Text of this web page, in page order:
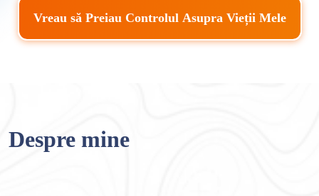
Vreau să Preiau Controlul Asupra Vieții Mele
Despre mine